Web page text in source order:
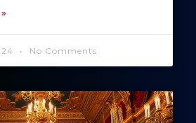
No Comments